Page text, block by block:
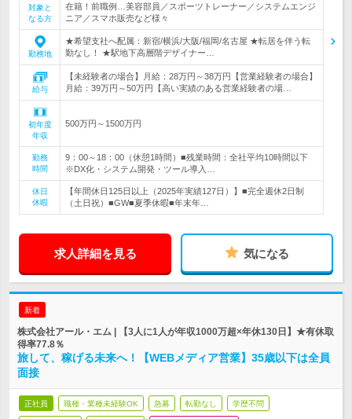
対象と
なる方
在籍！前職例…美容部員／スポーツトレーナー／システムエンジ
ニア／スマホ販売など様々
勤務地
★希望支社へ配属：新宿/横浜/大阪/福岡/名古屋 ★転居を伴う転
勤なし！ ★駅地下高層階デザイナー…
給与
【未経験者の場合】月給：28万円～38万円【営業経験者の場合】
月給：39万円～50万円【高い実績のある営業経験者の場…
初年度
年収
500万円～1500万円
勤務
時間
9：00～18：00（休憩1時間）■残業時間：全社平均10時間以下
※DX化・システム開発・ツール導入…
休日
休暇
【年間休日125日以上（2025年実績127日）】■完全週休2日制
（土日祝）■GW■夏季休暇■年末年…
求人詳細を見る 気になる
新着
株式会社アール・エム | 【3人に1人が年収1000万超×年休130日】★有休取
得率77.8％
旅して、稼げる未来へ！【WEBメディア営業】35歳以下は全員
面接
正社員 職種・業種未経験OK 急募 転勤なし 学歴不問